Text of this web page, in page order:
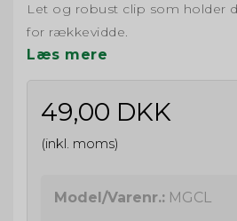
Let og robust clip som holder
for rækkevidde.
Læs mere
49,00 DKK
(inkl. moms)
Model/Varenr.: MGCL